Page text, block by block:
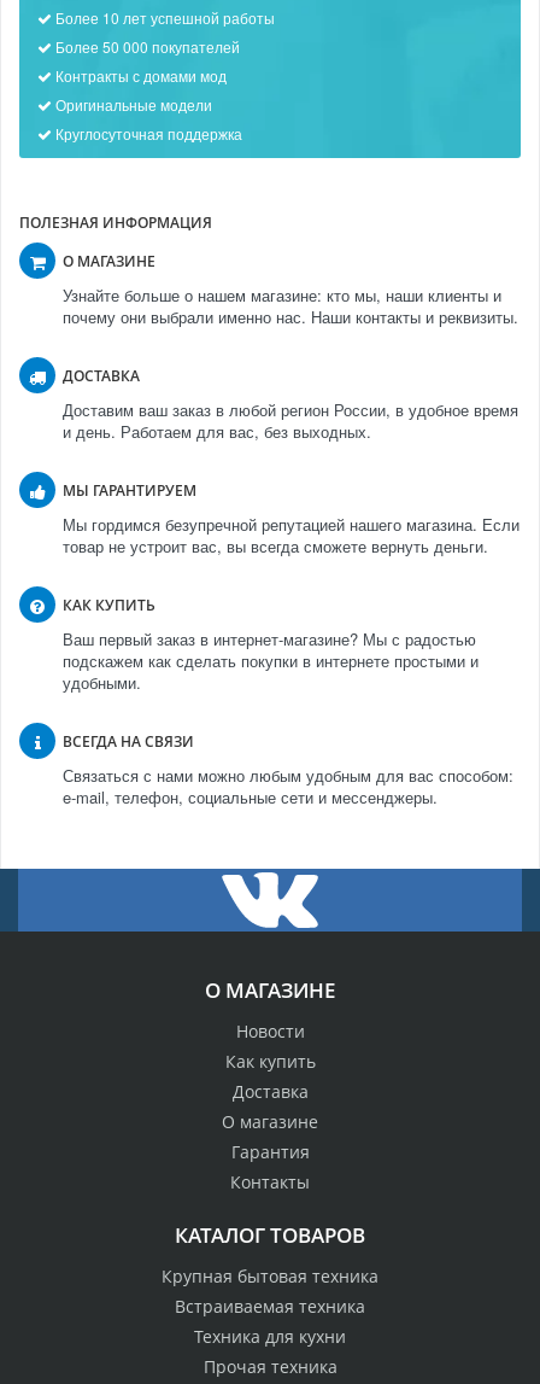
Более 10 лет успешной работы
Более 50 000 покупателей
Контракты с домами мод
Оригинальные модели
Круглосуточная поддержка
ПОЛЕЗНАЯ ИНФОРМАЦИЯ
О МАГАЗИНЕ
Узнайте больше о нашем магазине: кто мы, наши клиенты и
почему они выбрали именно нас. Наши контакты и реквизиты.
ДОСТАВКА
Доставим ваш заказ в любой регион России, в удобное время
и день. Работаем для вас, без выходных.
МЫ ГАРАНТИРУЕМ
Мы гордимся безупречной репутацией нашего магазина. Если
товар не устроит вас, вы всегда сможете вернуть деньги.
КАК КУПИТЬ
Ваш первый заказ в интернет-магазине? Мы с радостью
подскажем как сделать покупки в интернете простыми и
удобными.
ВСЕГДА НА СВЯЗИ
Связаться с нами можно любым удобным для вас способом:
e-mail, телефон, социальные сети и мессенджеры.
О МАГАЗИНЕ
Новости
Как купить
Доставка
О магазине
Гарантия
Контакты
КАТАЛОГ ТОВАРОВ
Крупная бытовая техника
Встраиваемая техника
Техника для кухни
Прочая техника